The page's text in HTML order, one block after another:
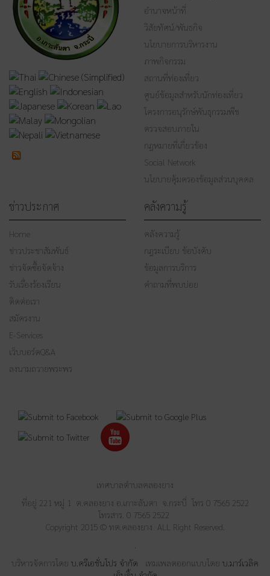
อำนาจหน้าที่
วิสัยทัศน์/พันธกิจ
นโยบายการบริหารงาน
ภาพกิจกรรม
สถานที่ท่องเที่ยว
ศูนย์ข้อมูลสำหรับนักท่องเที่ยว
โครงการอนุรักษ์พันธุกรรมพืช
ตรวจสอบภายใน
กฎหมายที่เกี่ยวข้อง
Social Network
นโยบายคุ้มครองข้อมูลส่วนบุคคล
ข่าวประกาศ
Home
ข่าวประชาสัมพันธ์
ข่าวจัดซื้อจัดจ้าง
รับเรื่องร้องเรียน
ติดต่อเรา
สมัครงาน
E-Services
เว็บบอร์ดQ&A
ลงนามถวายพระพร
คลังความรู้
คลังความรู้
กฎระเบียบ ข้อบังคับ
ข้อมูลการบริการ
คำถามที่พบบ่อย
เทศบาลตำบลคลองยาง
ที่อยู่ 221 หมู่ 1 ต.คลองยาง อ.เกาะลันตา จ.กระบี่ โทร 0 7565 2522
โทรสาร. 0 7565 2522
Copyright 2015 © ทต.คลองยาง ALL Right Reserved.
บริหารจัดการโดย บ.ครีเอชั่นโปร จำกัด เทมเพลตออกแบบโดย บ.มาร์เวลิค